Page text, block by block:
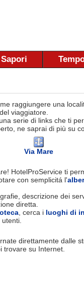
Sapori
raggiungere una
viaggiatore.
serie di links che ti
ne saprai di più su
Via Mare
HotelProService ti
con semplicitá l'
descrizione dei
diretta.
, cerca i luoghi di
direttamente dalle
trovare su Internet.